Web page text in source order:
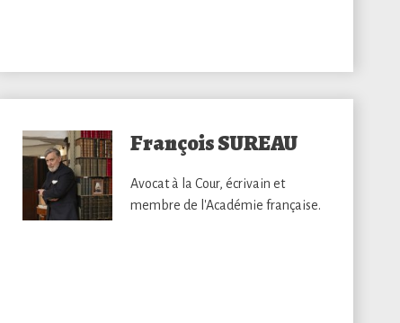
François SUREAU
Avocat à la Cour, écrivain et
membre de l'Académie française.